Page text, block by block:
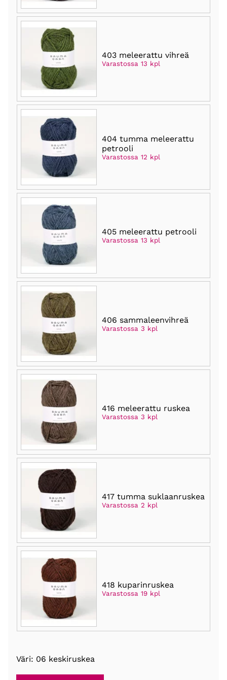
403 meleerattu vihreä
Varastossa 13 kpl
404 tumma meleerattu
petrooli
Varastossa 12 kpl
405 meleerattu petrooli
Varastossa 13 kpl
406 sammaleenvihreä
Varastossa 3 kpl
416 meleerattu ruskea
Varastossa 3 kpl
417 tumma suklaanruskea
Varastossa 2 kpl
418 kuparinruskea
Varastossa 19 kpl
Väri: 06 keskiruskea